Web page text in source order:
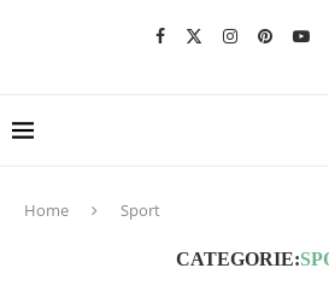
Home Sport
CATEGORIE: